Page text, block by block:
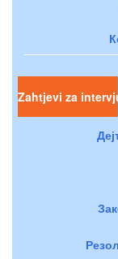
Zahtjevi za